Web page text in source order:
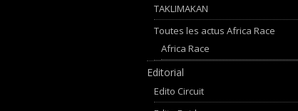
TAKLIMAKAN
Toutes les actus Africa Race
Africa Race
Editorial
Edito Circuit